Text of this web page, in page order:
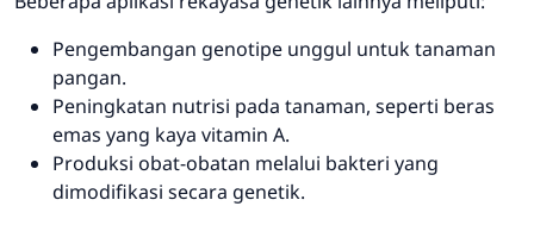
Pengembangan genotipe unggul untuk tanaman
pangan.
Peningkatan nutrisi pada tanaman, seperti beras
emas yang kaya vitamin A.
Produksi obat-obatan melalui bakteri yang
dimodifikasi secara genetik.